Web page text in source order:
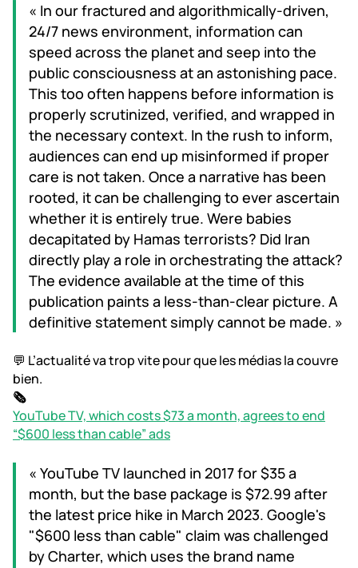
« In our fractured and algorithmically-driven,
24/7 news environment, information can
speed across the planet and seep into the
public consciousness at an astonishing pace.
This too often happens before information is
properly scrutinized, verified, and wrapped in
the necessary context. In the rush to inform,
audiences can end up misinformed if proper
care is not taken. Once a narrative has been
rooted, it can be challenging to ever ascertain
whether it is entirely true. Were babies
decapitated by Hamas terrorists? Did Iran
directly play a role in orchestrating the attack?
The evidence available at the time of this
publication paints a less-than-clear picture. A
definitive statement simply cannot be made. »
💬 L’actualité va trop vite pour que les médias la couvre
bien.
🗞️
YouTube TV, which costs $73 a month, agrees to end
“$600 less than cable” ads
« YouTube TV launched in 2017 for $35 a
month, but the base package is $72.99 after
the latest price hike in March 2023. Google's
"$600 less than cable" claim was challenged
by Charter, which uses the brand name